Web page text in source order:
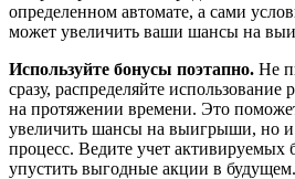
определенном автомате, а сами
может увеличить ваши шансы на
Используйте бонусы поэтапно. Не
сразу, распределяйте
на протяжении времени. Это
увеличить шансы на выигрыши, но и
процесс. Ведите учет активируемых
упустить выгодные акции в будущем.